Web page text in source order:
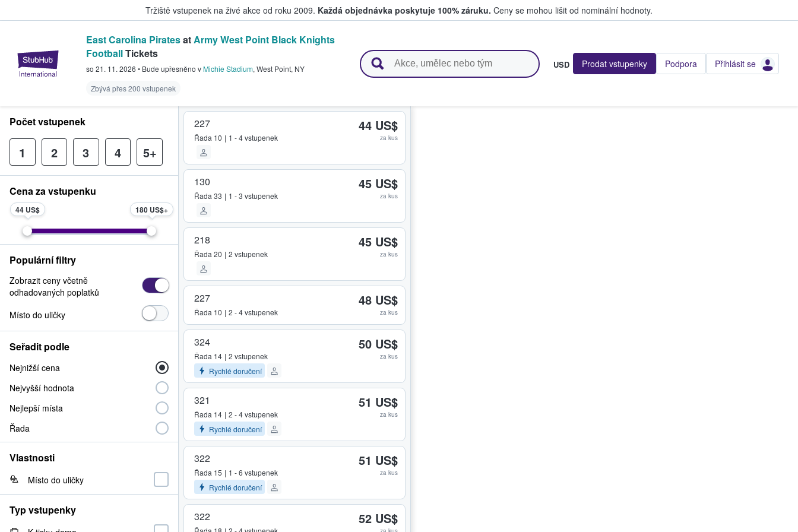
Tržiště vstupenek na živé akce od roku 2009. Každá objednávka poskytuje 100% záruku. Ceny se mohou lišit od nominální hodnoty.
StubHub – Místo, kde fanoušci kupují a prodávají vstupenky
East Carolina PiratesatArmy West Point Black Knights
FootballTickets
so 21. 11. 2026 • Bude upřesněno vMichie Stadium, West Point, NY
Zbývá přes 200 vstupenek
USD Prodat vstupenky Podpora Přihlásit se
227
Řada 10 1 - 4 vstupenek
44 US$
za kus
130
Řada 33 1 - 3 vstupenek
45 US$
za kus
218
Řada 20 2 vstupenek
45 US$
za kus
227
Řada 10 2 - 4 vstupenek
48 US$
za kus
324
Řada 14
2 vstupenek
Rychlé doručení
50 US$
za kus
321
Řada 14
2 - 4 vstupenek
Rychlé doručení
51 US$
za kus
322
Řada 15
1 - 6 vstupenek
Rychlé doručení
51 US$
za kus
322 52 US$
Počet vstupenek
1 2 3 4 5+
Cena za vstupenku
44 US$ 180 US$
Populární filtry
Zobrazit ceny včetně
odhadovaných poplatků
Místo do uličky
Seřadit podle
Nejnižší cena
Nejvyšší hodnota
Nejlepší místa
Řada
Vlastnosti
Místo do uličky
Typ vstupenky